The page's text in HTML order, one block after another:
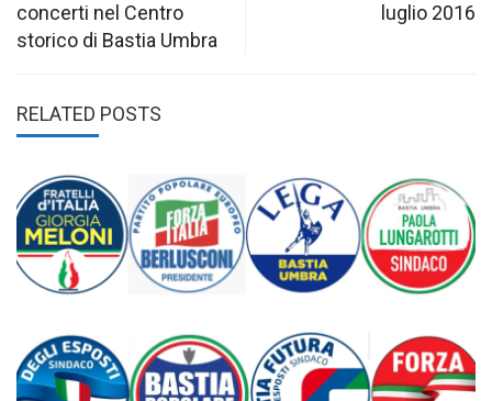
concerti nel Centro
storico di Bastia Umbra
luglio 2016
RELATED POSTS